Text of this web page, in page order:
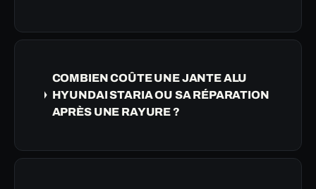
COMBIEN COÛTE UNE JANTE ALU
HYUNDAI STARIA OU SA RÉPARATION
APRÈS UNE RAYURE ?